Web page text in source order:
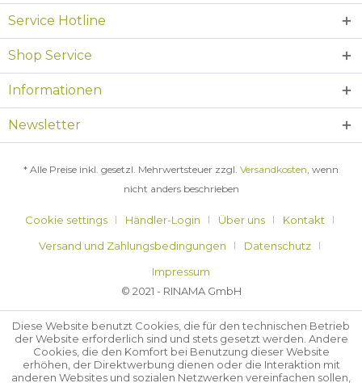
Service Hotline
Shop Service
Informationen
Newsletter
* Alle Preise inkl. gesetzl. Mehrwertsteuer zzgl. Versandkosten, wenn
nicht anders beschrieben
Cookie settings Händler-Login Über uns
Kontakt
Versand und Zahlungsbedingungen
Datenschutz
Impressum
© 2021 - RINAMA GmbH
Diese Website benutzt Cookies, die für den technischen Betrieb
der Website erforderlich sind und stets gesetzt werden. Andere
Cookies, die den Komfort bei Benutzung dieser Website
erhöhen, der Direktwerbung dienen oder die Interaktion mit
anderen Websites und sozialen Netzwerken vereinfachen sollen,